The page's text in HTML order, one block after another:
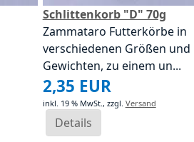
Schlittenkorb "D" 70g
Zammataro Futterkörbe in
verschiedenen Größen und
Gewichten, zu einem un...
2,35 EUR
inkl. 19 % MwSt., zzgl. Versand
Details